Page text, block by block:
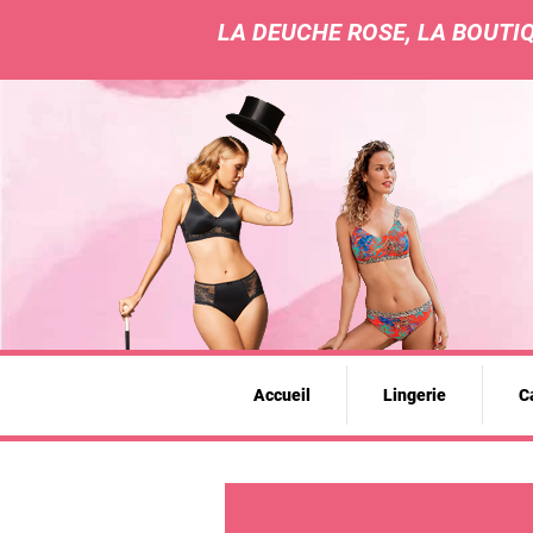
LA DEUCHE ROSE, LA
Accueil Lingerie